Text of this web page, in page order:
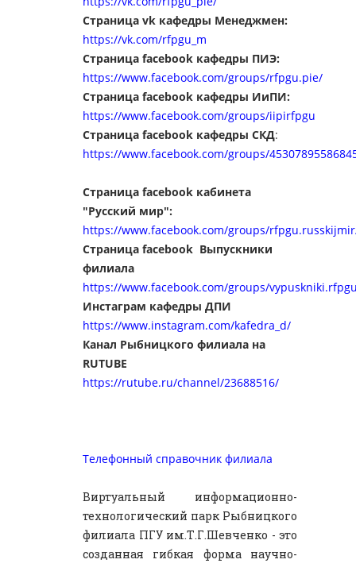
Страница vk кафедры Менеджмен:
https://vk.com/rfpgu_ m
Страница facebook кафедры ПИЭ:
https://www.facebook.com/groups/rfpgu.pie/
Страница facebook кафедры ИиПИ:
https://www.facebook.com/groups/iipirfpgu
Страница facebook кафедры СКД:
https://www.facebook.com/groups/
Страница facebook кабинета
"Русский мир":
https://www.facebook.com/groups/
Страница facebook Выпускники
филиала
https://www.facebook.com/groups/
Инстаграм кафедры ДПИ
https://www.instagram.com/kafedra_d/
Канал Рыбницкого филиала на
RUTUBE
https://rutube.ru/channel/23688516/
Телефонный справочник филиала
Виртуальный информационно-
технологический парк Рыбницкого
филиала ПГУ им.Т.Г.Шевченко - это
созданная гибкая форма научно-